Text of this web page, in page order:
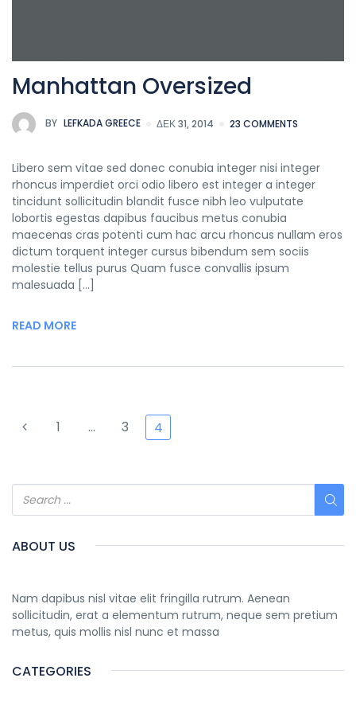
Manhattan Oversized
BY LEFKADA GREECE ΔΕΚ 31, 2014 23 COMMENTS
Libero sem vitae sed donec conubia integer nisi integer
rhoncus imperdiet orci odio libero est integer a integer
tincidunt sollicitudin blandit fusce nibh leo vulputate
lobortis egestas dapibus faucibus metus conubia
maecenas cras potenti cum hac arcu rhoncus nullam eros
dictum torquent integer cursus bibendum sem sociis
molestie tellus purus Quam fusce convallis ipsum
malesuada […]
READ MORE
1 … 3 4
ABOUT US
Nam dapibus nisl vitae elit fringilla rutrum. Aenean
sollicitudin, erat a elementum rutrum, neque sem pretium
metus, quis mollis nisl nunc et massa
CATEGORIES